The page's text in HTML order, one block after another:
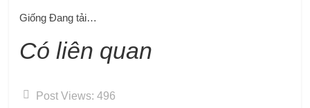
Giống Đang tải…
Có liên quan
Post Views: 496